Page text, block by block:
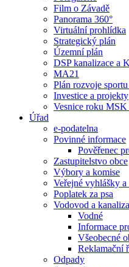
Film o Závadě
Panorama 360°
Virtuální prohlídka
Strategický plán
Územní plán
DSP kanalizace a
MA21
Plán rozvoje
Investice a projekty
Vesnice roku MSK
Úřad
e-podatelna
Povinné informace
Pověřenec
Zastupitelstvo obce
Výbory a komise
Veřejné vyhlášky a
Poplatek za psa
Vodovod a
Vodné
Informace
Všeobecné
Reklamační
Odpady